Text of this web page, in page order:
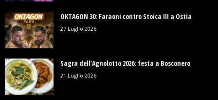
OKTAGON 30: Faraoni contro Stoica III a Ostia
27 Luglio 2026
Sagra dell’Agnolotto 2026: festa a Bosconero
21 Luglio 2026